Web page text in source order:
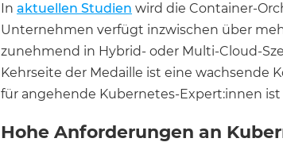
In aktuellen Studien wird die Container-
Unternehmen verfügt inzwischen über
zunehmend in Hybrid- oder Multi-Cloud-
Kehrseite der Medaille ist eine wachsende
für angehende Kubernetes-Expert:innen
Hohe Anforderungen an